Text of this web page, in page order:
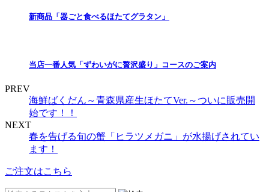
新商品「器ごと食べるほたてグラタン」
当店一番人気「ずわいがに贅沢盛り」コースのご案内
PREV
海鮮ばくだん～青森県産生ほたてVer.～ついに販売開
始です！！
NEXT
春を告げる旬の蟹「ヒラツメガニ」が水揚げされてい
ます！
ご注文はこちら